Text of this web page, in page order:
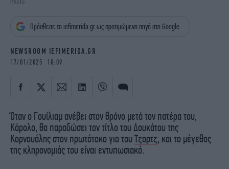
iBOOKS
OSCARS
NEWSLETTER
Photo
Πρόσθεσε το iefimerida.gr ως προτιμώμενη πηγή στη Google
NEWSROOM IEFIMERIDA.GR
17/01/2025 10:09
Όταν ο Γουίλιαμ ανέβει στον θρόνο μετά τον πατέρα του,
Κάρολο, θα παραδώσει τον τίτλο του Δουκάτου της
Κορνουάλης στον πρωτότοκο γιο του Τζορτζ, και το μέγεθος
της κληρονομιάς του είναι εντυπωσιακό.